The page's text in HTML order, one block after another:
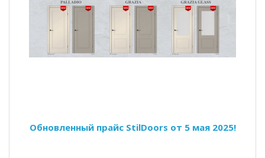
Обновленный прайс StilDoors от 5 мая 2025!